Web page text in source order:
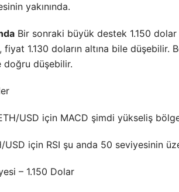
yakınında.
Bir sonraki büyük destek 1.150 dolar
fiyat 1.130 doların altına bile
doğru düşebilir.
USD için MACD şimdi yükseliş
USD için RSI şu anda 50 seviyesinin
– 1.150 Dolar